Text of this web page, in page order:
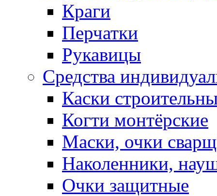
Краги
Перчатки
Рукавицы
Средства
Каски
Когти монтёрские
Маски, очки
Наколенники,
Очки защитные